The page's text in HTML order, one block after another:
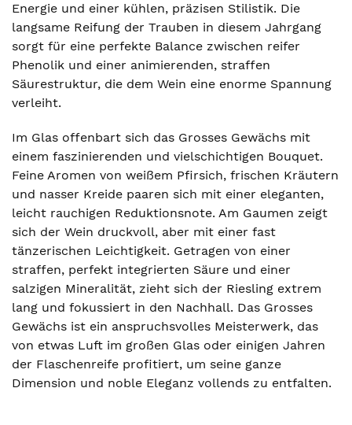
Energie und einer kühlen, präzisen Stilistik. Die
langsame Reifung der Trauben in diesem Jahrgang
sorgt für eine perfekte Balance zwischen reifer
Phenolik und einer animierenden, straffen
Säurestruktur, die dem Wein eine enorme Spannung
verleiht.
Im Glas offenbart sich das Grosses Gewächs mit
einem faszinierenden und vielschichtigen Bouquet.
Feine Aromen von weißem Pfirsich, frischen Kräutern
und nasser Kreide paaren sich mit einer eleganten,
leicht rauchigen Reduktionsnote. Am Gaumen zeigt
sich der Wein druckvoll, aber mit einer fast
tänzerischen Leichtigkeit. Getragen von einer
straffen, perfekt integrierten Säure und einer
salzigen Mineralität, zieht sich der Riesling extrem
lang und fokussiert in den Nachhall. Das Grosses
Gewächs ist ein anspruchsvolles Meisterwerk, das
von etwas Luft im großen Glas oder einigen Jahren
der Flaschenreife profitiert, um seine ganze
Dimension und noble Eleganz vollends zu entfalten.